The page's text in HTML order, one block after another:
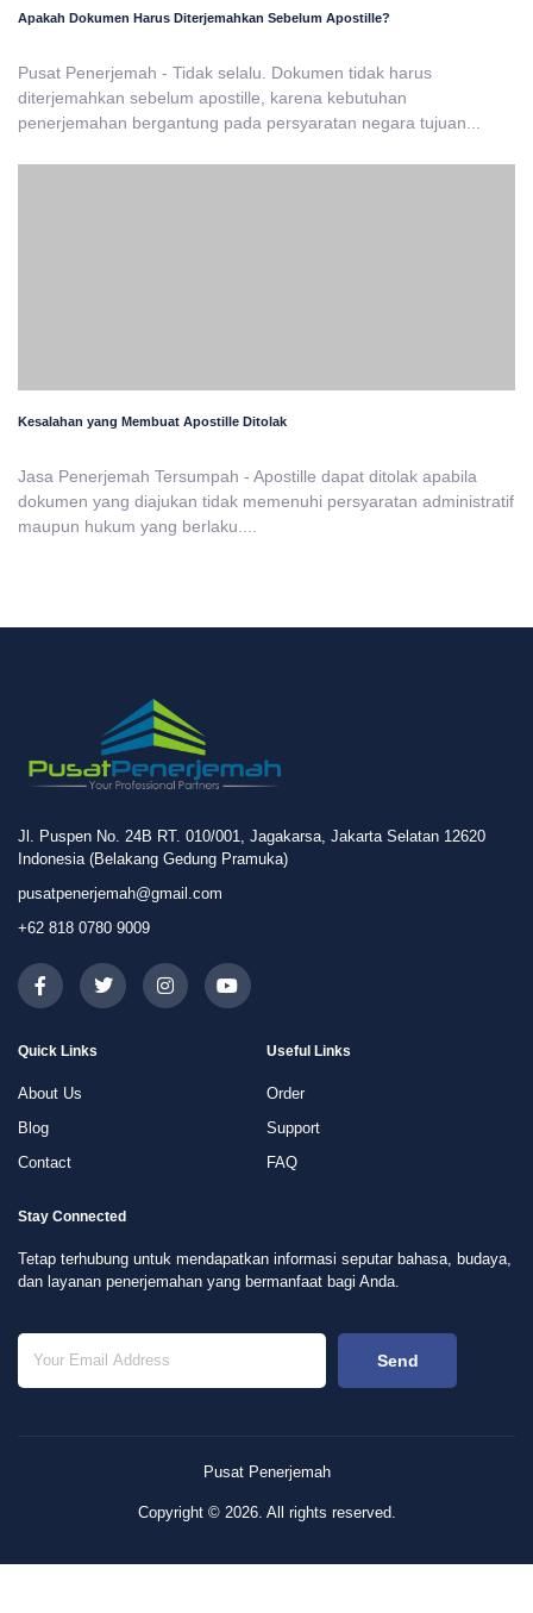
Apakah Dokumen Harus Diterjemahkan Sebelum Apostille?
Pusat Penerjemah - Tidak selalu. Dokumen tidak harus
diterjemahkan sebelum apostille, karena kebutuhan
penerjemahan bergantung pada persyaratan negara tujuan...
Kesalahan yang Membuat Apostille Ditolak
Jasa Penerjemah Tersumpah - Apostille dapat ditolak apabila
dokumen yang diajukan tidak memenuhi persyaratan administratif
maupun hukum yang berlaku....
Jl. Puspen No. 24B RT. 010/001, Jagakarsa, Jakarta Selatan 12620
Indonesia (Belakang Gedung Pramuka)
pusatpenerjemah@gmail.com
+62 818 0780 9009
Quick Links
About Us
Blog
Contact
Useful Links
Order
Support
FAQ
Stay Connected
Tetap terhubung untuk mendapatkan informasi seputar bahasa, budaya,
dan layanan penerjemahan yang bermanfaat bagi Anda.
Send
Pusat Penerjemah
Copyright © 2026. All rights reserved.